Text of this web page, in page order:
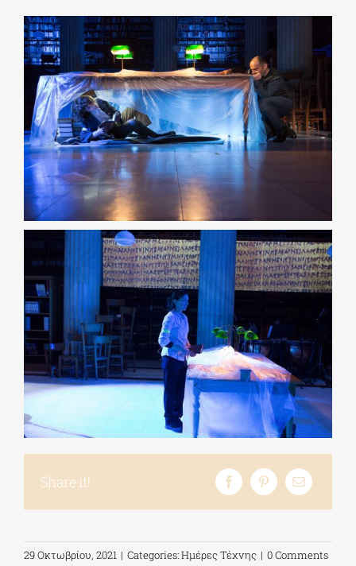
Share it!
29 Οκτωβρίου, 2021 | Categories:Ημέρες Τέχνης | 0 Comments